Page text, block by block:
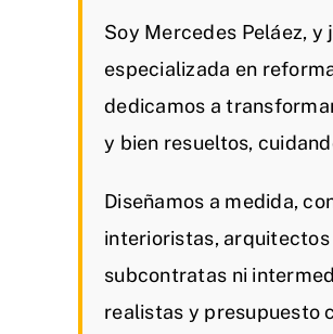
Soy Mercedes Peláez, y
especializada en
dedicamos a
y bien resueltos,
Diseñamos a medida,
interioristas,
subcontratas ni
realistas y presupuesto